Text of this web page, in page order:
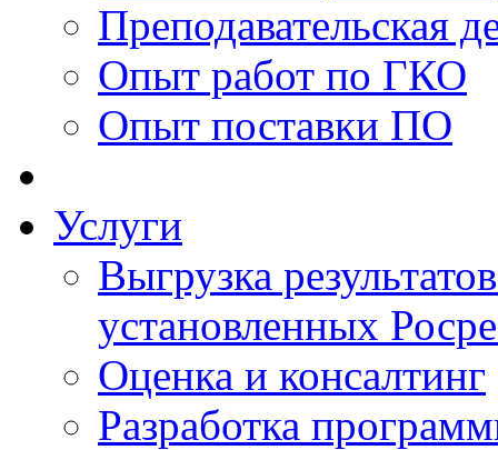
Преподавательская
Опыт работ по ГКО
Опыт поставки ПО
Услуги
Выгрузка
установленных
Оценка и консалтинг
Разработка